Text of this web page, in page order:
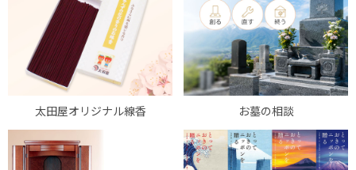
太田屋オリジナル線香 お墓の相談